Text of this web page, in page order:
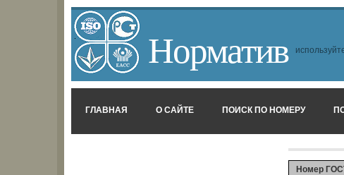
Норматив
ГЛАВНАЯ О САЙТЕ ПОИСК ПО НОМЕРУ
Номер